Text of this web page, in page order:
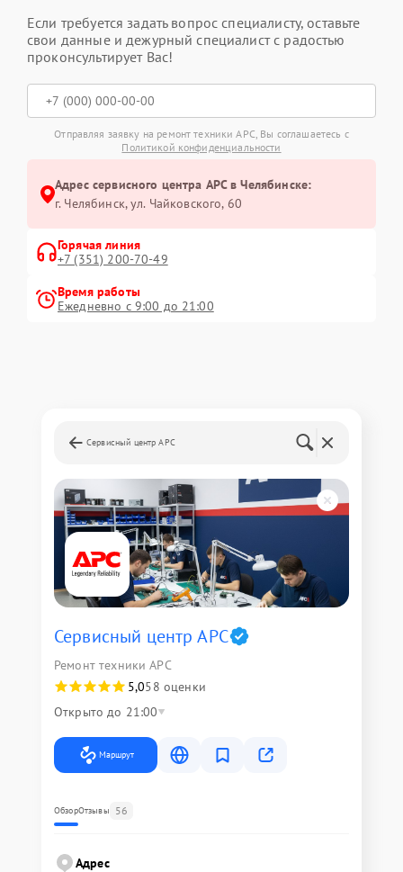
Если требуется задать вопрос специалисту, оставьте
свои данные и дежурный специалист с радостью
проконсультирует Вас!
Отправляя заявку на ремонт техники APC, Вы соглашаетесь с
Политикой конфиденциальности
Адрес сервисного центра APC в Челябинске:
г. Челябинск, ул. Чайковского, 60
Горячая линия
+7 (351) 200-70-49
Время работы
Ежедневно с 9:00 до 21:00
Сервисный центр APC
Сервисный центр APC
Ремонт техники APC
5,058 оценки
Открыто до 21:00
Маршрут
ОбзорОтзывы 56
Адрес